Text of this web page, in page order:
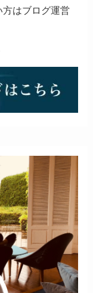
はブログ運営